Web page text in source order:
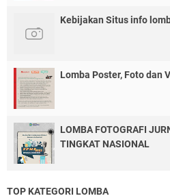
Kebijakan Situs info
Lomba Poster, Foto dan
LOMBA FOTOGRAFI
TINGKAT NASIONAL
TOP KATEGORI LOMBA